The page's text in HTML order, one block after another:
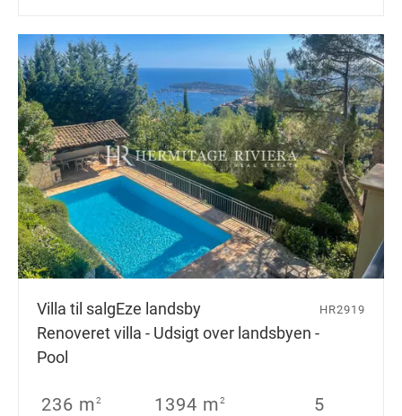
Villa til salgEze landsby
Renoveret villa - Udsigt over landsbyen -
Pool
HR2919
236 m2 1394 m2 5